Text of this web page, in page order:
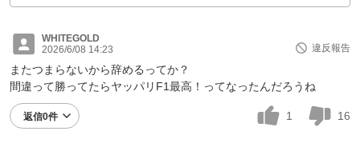
WHITEGOLD
2026/6/08 14:23
違反報告
またつまらないから辞めるってか？
間違って勝ってたらヤッパリF1最高！ってなったんだろうね
返信0件 1 16